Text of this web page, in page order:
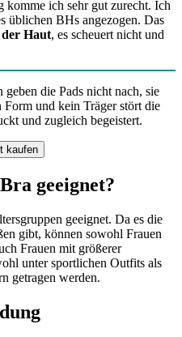
komme ich sehr gut zurecht. Ich
üblichen BHs angezogen. Das
der Haut, es scheuert nicht und
die Pads nicht nach, sie
und kein Träger stört die
und zugleich begeistert.
kaufen
geeignet?
geeignet. Da es die
gibt, können sowohl Frauen
Frauen mit größerer
unter sportlichen Outfits als
getragen werden.